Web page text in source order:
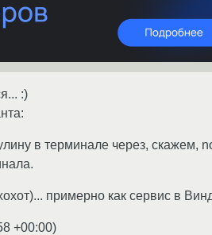
:)
в терминале через, скажем,
примерно как сервис в
+00:00)